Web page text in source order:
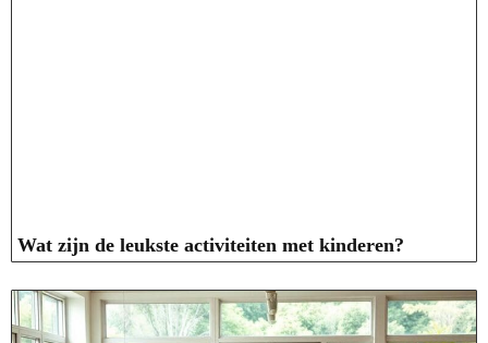
Wat zijn de leukste activiteiten met kinderen?